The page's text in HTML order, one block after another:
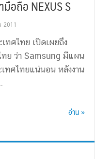
มือถือ NEXUS S
2011
ทศไทย เปิดเผยถึง
ย ว่า Samsung มีแผน
ทศไทยแน่นอน หลังงาน
อ่าน »